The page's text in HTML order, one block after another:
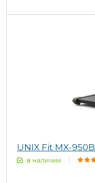
UNIX Fit MX-950B
в наличии